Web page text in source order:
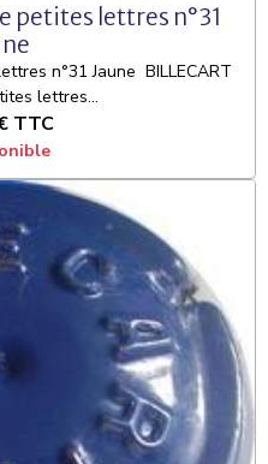
petites lettres n°31
n°31 Jaune BILLECART
lettres...
TTC